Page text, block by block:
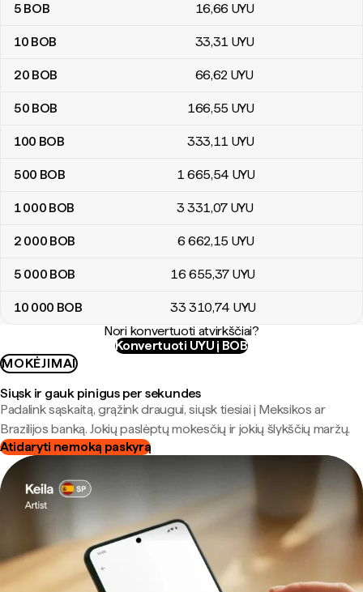
5 BOB 16,66 UYU
10 BOB 33,31 UYU
20 BOB 66,62 UYU
50 BOB 166,55 UYU
100 BOB 333,11 UYU
500 BOB 1 665,54 UYU
1 000 BOB 3 331,07 UYU
2 000 BOB 6 662,15 UYU
5 000 BOB 16 655,37 UYU
10 000 BOB 33 310,74 UYU
Nori konvertuoti atvirkščiai?
Konvertuoti UYU į BOB
MOKĖJIMAI
Siųsk ir gauk pinigus per sekundes
Padalink sąskaitą, grąžink draugui, siųsk tiesiai į Meksikos ar
Brazilijos banką. Jokių paslėptų mokesčių ir jokių šlykščių maržų.
Atidaryti nemoką paskyrą